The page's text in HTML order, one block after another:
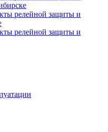
релейной защиты и
релейной защиты и